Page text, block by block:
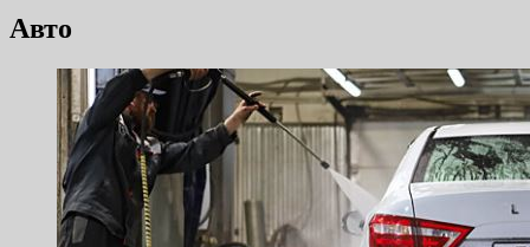
Авто